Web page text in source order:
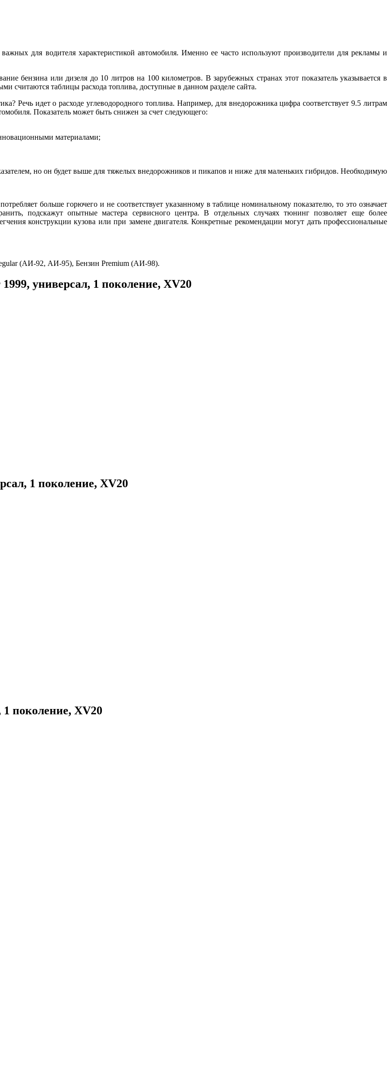
для водителя характеристикой автомобиля. Именно ее часто используют производители для рекламы и
бензина или дизеля до 10 литров на 100 километров. В зарубежных странах этот показатель указывается в
считаются таблицы расхода топлива, доступные в данном разделе сайта.
Речь идет о расходе углеводородного топлива. Например, для внедорожника цифра соответствует 9.5 литрам
Показатель может быть снижен за счет следующего:
материалами;
но он будет выше для тяжелых внедорожников и пикапов и ниже для маленьких гибридов. Необходимую
больше горючего и не соответствует указанному в таблице номинальному показателю, то это означает
подскажут опытные мастера сервисного центра. В отдельных случаях тюнинг позволяет еще более
конструкции кузова или при замене двигателя. Конкретные рекомендации могут дать профессиональные
(АИ-92, АИ-95), Бензин Premium (АИ-98).
универсал, 1 поколение, XV20
1 поколение, XV20
поколение, XV20